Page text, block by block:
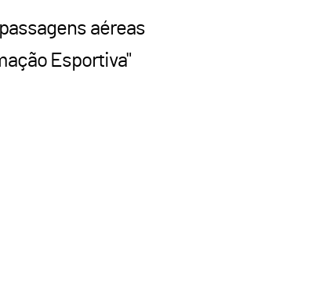
aéreas
Esportiva"